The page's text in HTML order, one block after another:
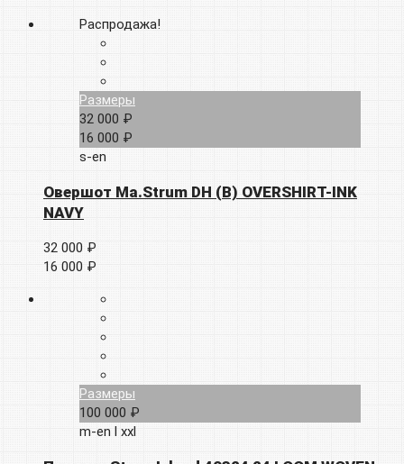
Распродажа!
Размеры
32 000 ₽
16 000 ₽
s-en
Овершот Ma.Strum DH (B) OVERSHIRT-INK
NAVY
32 000 ₽
16 000 ₽
Размеры
100 000 ₽
m-en l xxl